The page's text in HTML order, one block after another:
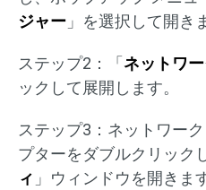
ジャー 」を選択して開き
ステップ2：「 ネットワ
ックして展開します。
ステップ3：ネットワー
プターをダブルクリック
ィ 」ウィンドウを開きま